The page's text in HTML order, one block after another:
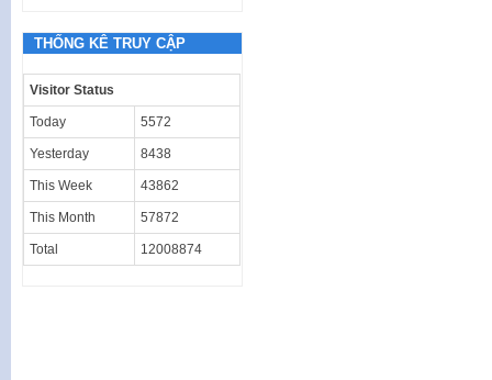
THỐNG KÊ TRUY CẬP
Visitor Status
Today 5572
Yesterday 8438
This Week 43862
This Month 57872
Total 12008874